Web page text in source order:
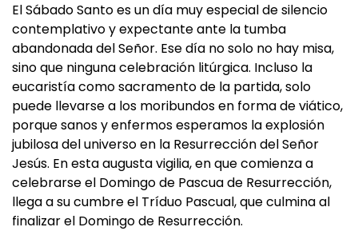
El Sábado Santo es un día muy especial de silencio
contemplativo y expectante ante la tumba
abandonada del Señor. Ese día no solo no hay misa,
sino que ninguna celebración litúrgica. Incluso la
eucaristía como sacramento de la partida, solo
puede llevarse a los moribundos en forma de viático,
porque sanos y enfermos esperamos la explosión
jubilosa del universo en la Resurrección del Señor
Jesús. En esta augusta vigilia, en que comienza a
celebrarse el Domingo de Pascua de Resurrección,
llega a su cumbre el Tríduo Pascual, que culmina al
finalizar el Domingo de Resurrección.